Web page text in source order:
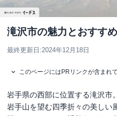
滝沢市の魅力とおすす
最終更新日:2024年12月18日
このページにはPRリンクが含まれ
岩手県の西部に位置する滝沢市。
岩手山を望む四季折々の美しい